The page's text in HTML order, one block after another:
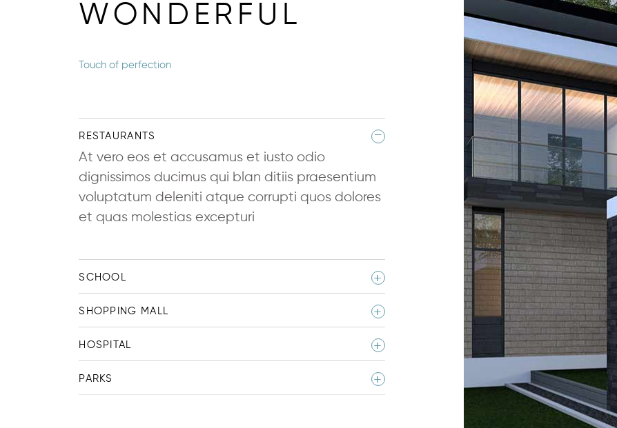
WONDERFUL
Touch of perfection
RESTAURANTS _
At vero eos et accusamus et iusto odio
dignissimos ducimus qui blan ditiis praesentium
voluptatum deleniti atque corrupti quos dolores
et quas molestias excepturi
SCHOOL +
SHOPPING MALL +
HOSPITAL +
PARKS +